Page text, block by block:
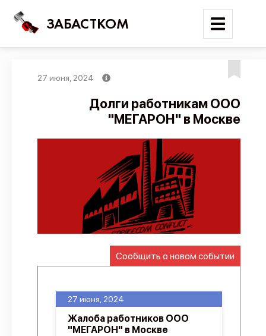
ЗАБАСТКОМ
Поиск
Новости
Карта событий
Трудовые конфликты
Отчеты
Предложить публикацию
API
Политика конфиденциальности
27 июня, 2024
Долги работникам ООО
"МЕГАРОН" в Москве
Сообщить о новом событии
27 июня, 2024
Жалоба работников ООО
"МЕГАРОН" в Москве